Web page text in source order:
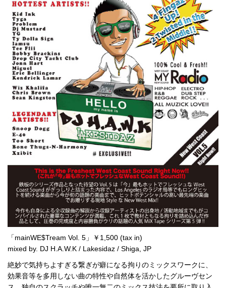
「mainWE$Tream Vol. 5」￥1,500 (tax in)
mixed by. DJ H.A.W.K / Lakesidaz / Shiga, JP
絶妙で気持ちよすぎる繋ぎが癖になる拘りのミックスワークに、
効果音等を多用しない曲の特性や自然体を活かしたグルーヴセン